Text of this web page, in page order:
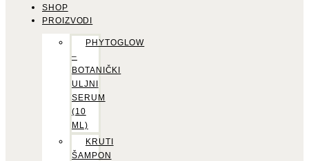
SHOP
PROIZVODI
PHYTOGLOW
–
BOTANIČKI
ULJNI
SERUM
(10
ML)
KRUTI
ŠAMPON